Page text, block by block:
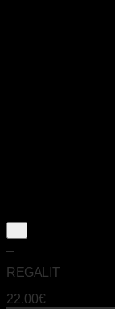
REGALIT
22.00€